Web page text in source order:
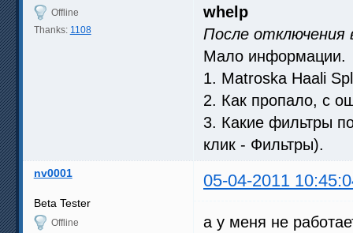
Offline
Thanks: 1108
whelp
После отключения
Мало информации.
1. Matroska Haali
2. Как пропало, с
3. Какие фильтры
клик - Фильтры).
nv0001 05-04-2011
Beta Tester
Offline
а у меня не